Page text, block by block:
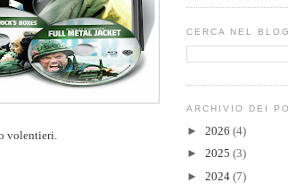
volentieri.
CERCA NEL BLOG
ARCHIVIO DEI
► 2026 (4)
► 2025 (3)
► 2024 (7)